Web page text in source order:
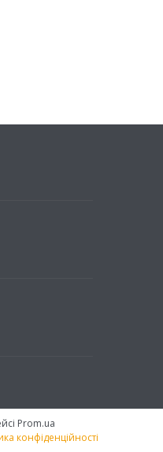
Prom.ua
конфіденційності